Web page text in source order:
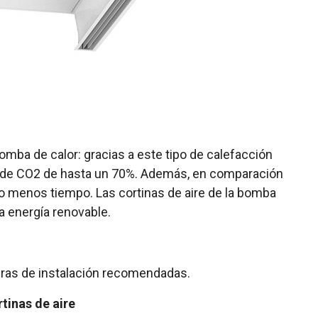
de calor: gracias a este tipo de calefacción
CO2 de hasta un 70%. Además, en comparación
tiempo. Las cortinas de aire de la bomba
energía renovable.
de instalación recomendadas.
de aire